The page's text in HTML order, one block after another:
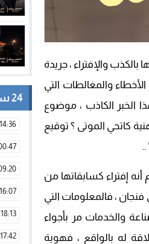
والإفتراء ، جريدة
والمغالطات التي
الخبر الكاذب ، موضوع
كاتحي الموتى ؟ توقيع
إفتراء كسابقاتها من
فنجان ، فالمعلومات التي
والخدمات مر بأجواء
له بالواقع ، فهوية
24 ساعة
14:36
16:07
18:13
17:42